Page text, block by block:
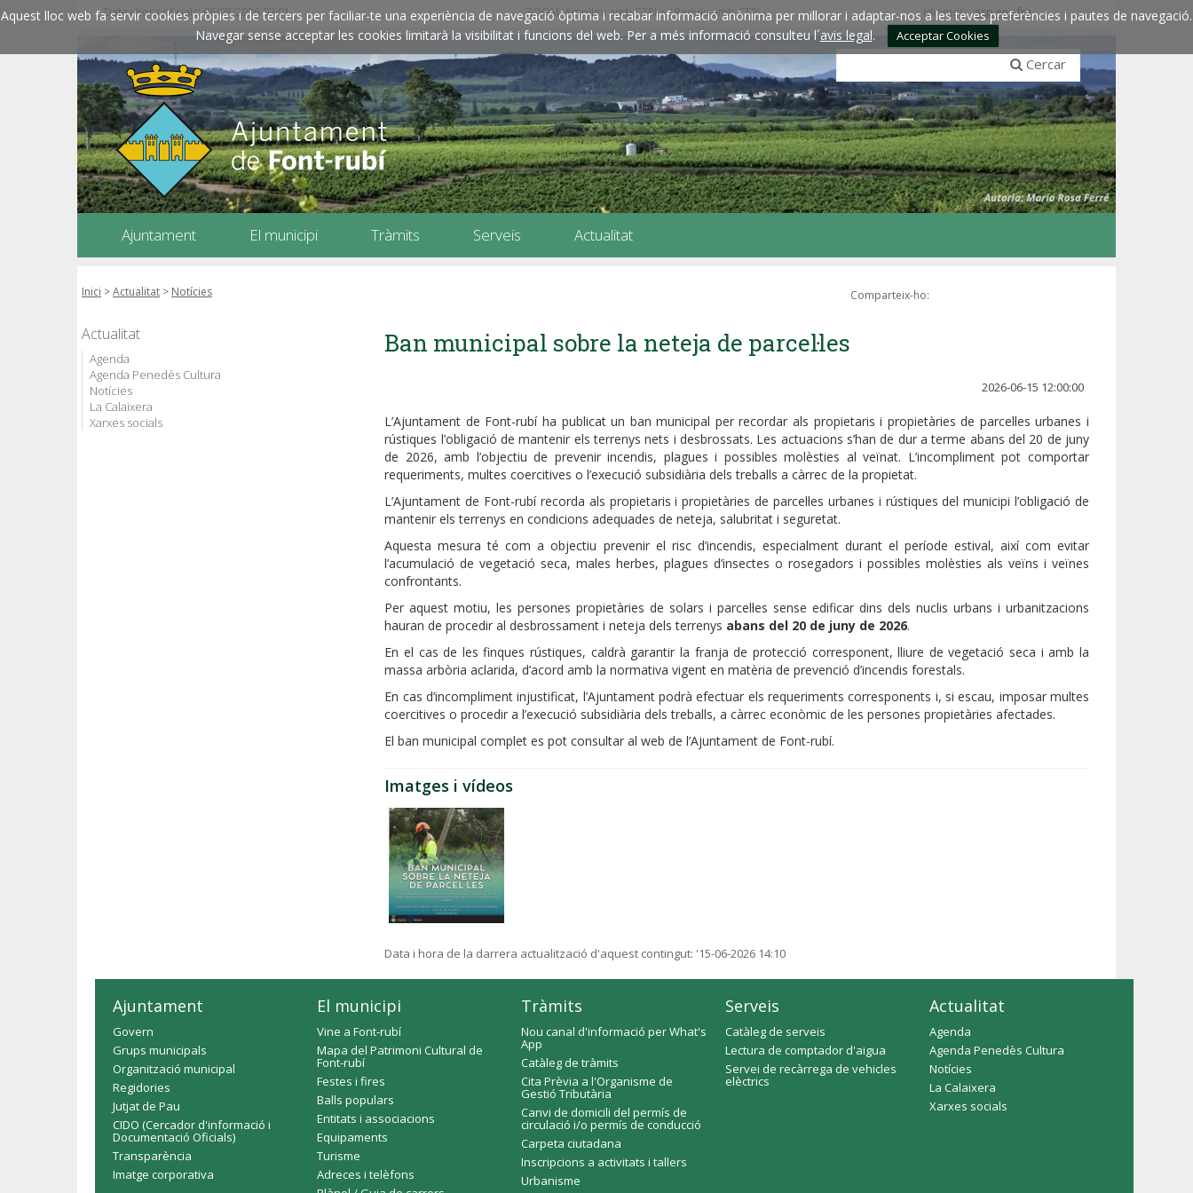
Aquest lloc web fa servir cookies pròpies i de tercers per faciliar-te una experiència de navegació òptima i recabar informació anònima per millorar i adaptar-nos a les teves preferències i pautes de navegació.
Navegar sense acceptar les cookies limitarà la visibilitat i funcions del web. Per a més informació consulteu l´avis legal. Acceptar Cookies
Data i hora oficials: 06/08/2026 02:01 ZOOM: Amplieu amb CTRL+ / Reduïu amb CTRL- Idiomes:esp engfra
Cercar
Ajuntament El municipi Tràmits Serveis Actualitat
Inici >Actualitat > Notícies Comparteix-ho:
Actualitat
Agenda
Agenda Penedès Cultura
Notícies
La Calaixera
Xarxes socials
Ban municipal sobre la neteja de parcel·les
2026-06-15 12:00:00
L’Ajuntament de Font-rubí ha publicat un ban municipal per recordar als propietaris i propietàries de parcel·les urbanes i
rústiques l’obligació de mantenir els terrenys nets i desbrossats. Les actuacions s’han de dur a terme abans del 20 de juny
de 2026, amb l’objectiu de prevenir incendis, plagues i possibles molèsties al veïnat. L’incompliment pot comportar
requeriments, multes coercitives o l’execució subsidiària dels treballs a càrrec de la propietat.
L’Ajuntament de Font-rubí recorda als propietaris i propietàries de parcel·les urbanes i rústiques del municipi l’obligació de
mantenir els terrenys en condicions adequades de neteja, salubritat i seguretat.
Aquesta mesura té com a objectiu prevenir el risc d’incendis, especialment durant el període estival, així com evitar
l’acumulació de vegetació seca, males herbes, plagues d’insectes o rosegadors i possibles molèsties als veïns i veïnes
confrontants.
Per aquest motiu, les persones propietàries de solars i parcel·les sense edificar dins dels nuclis urbans i urbanitzacions
hauran de procedir al desbrossament i neteja dels terrenys abans del 20 de juny de 2026.
En el cas de les finques rústiques, caldrà garantir la franja de protecció corresponent, lliure de vegetació seca i amb la
massa arbòria aclarida, d’acord amb la normativa vigent en matèria de prevenció d’incendis forestals.
En cas d’incompliment injustificat, l’Ajuntament podrà efectuar els requeriments corresponents i, si escau, imposar multes
coercitives o procedir a l’execució subsidiària dels treballs, a càrrec econòmic de les persones propietàries afectades.
El ban municipal complet es pot consultar al web de l’Ajuntament de Font-rubí.
Imatges i vídeos
Data i hora de la darrera actualització d'aquest contingut: '15-06-2026 14:10
Ajuntament
Govern
Grups municipals
Organització municipal
Regidories
Jutjat de Pau
CIDO (Cercador d'informació i
Documentació Oficials)
Transparència
Imatge corporativa
El municipi
Vine a Font-rubí
Mapa del Patrimoni Cultural de
Font-rubí
Festes i fires
Balls populars
Entitats i associacions
Equipaments
Turisme
Adreces i telèfons
Tràmits
Nou canal d'informació per What's
App
Catàleg de tràmits
Cita Prèvia a l'Organisme de
Gestió Tributària
Canvi de domicili del permís de
circulació i/o permís de conducció
Carpeta ciutadana
Inscripcions a activitats i tallers
Urbanisme
Serveis
Catàleg de serveis
Lectura de comptador d'aigua
Servei de recàrrega de vehicles
elèctrics
Actualitat
Agenda
Agenda Penedès Cultura
Notícies
La Calaixera
Xarxes socials